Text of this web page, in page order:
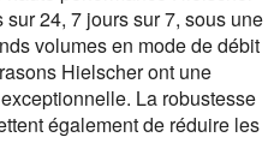
24, 7 jours sur 7, sous une
volumes en mode de débit
Hielscher ont une
La robustesse
également de réduire les